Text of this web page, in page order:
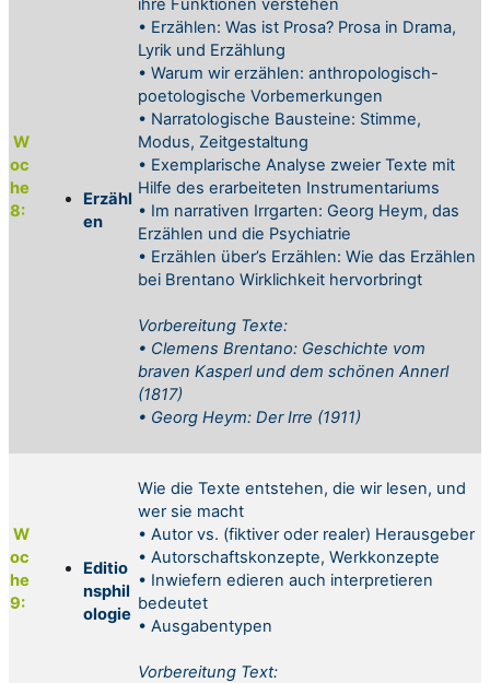
W
oc
he
8:
Erzähl
en
ihre Funktionen verstehen
• Erzählen: Was ist Prosa? Prosa in Drama,
Lyrik und Erzählung
• Warum wir erzählen: anthropologisch-
poetologische Vorbemerkungen
• Narratologische Bausteine: Stimme,
Modus, Zeitgestaltung
• Exemplarische Analyse zweier Texte mit
Hilfe des erarbeiteten Instrumentariums
• Im narrativen Irrgarten: Georg Heym, das
Erzählen und die Psychiatrie
• Erzählen über’s Erzählen: Wie das Erzählen
bei Brentano Wirklichkeit hervorbringt
Vorbereitung Texte:
• Clemens Brentano: Geschichte vom
braven Kasperl und dem schönen Annerl
(1817)
• Georg Heym: Der Irre (1911)
W
oc
he
9:
Editio
nsphil
ologie
Wie die Texte entstehen, die wir lesen, und
wer sie macht
• Autor vs. (fiktiver oder realer) Herausgeber
• Autorschaftskonzepte, Werkkonzepte
• Inwiefern edieren auch interpretieren
bedeutet
• Ausgabentypen
Vorbereitung Text: